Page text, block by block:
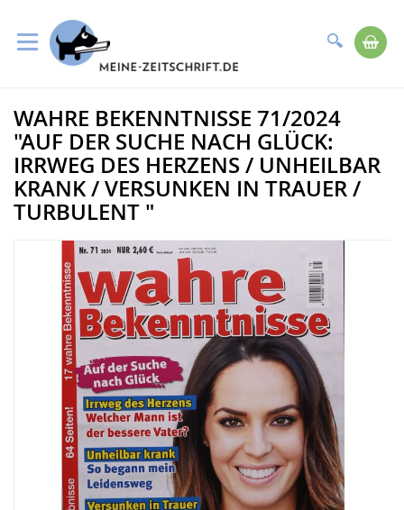
Suche
zum
Inhalt
Zum
Ende
der
Bildergalerie
springen
WAHRE BEKENNTNISSE 71/2024
"AUF DER SUCHE NACH GLÜCK:
IRRWEG DES HERZENS / UNHEILBAR
KRANK / VERSUNKEN IN TRAUER /
TURBULENT "